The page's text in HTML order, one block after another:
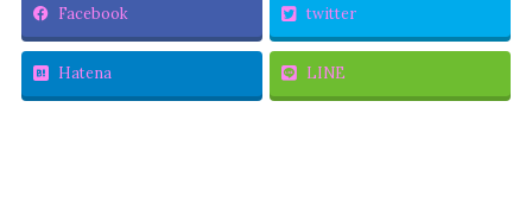
Facebook twitter
Hatena LINE